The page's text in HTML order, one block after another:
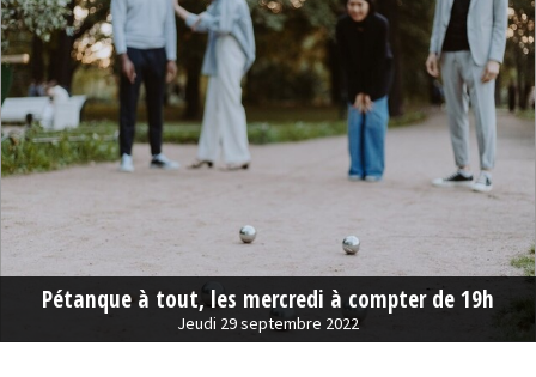
Pétanque à tout, les mercredi à compter de 19h
Jeudi 29 septembre 2022